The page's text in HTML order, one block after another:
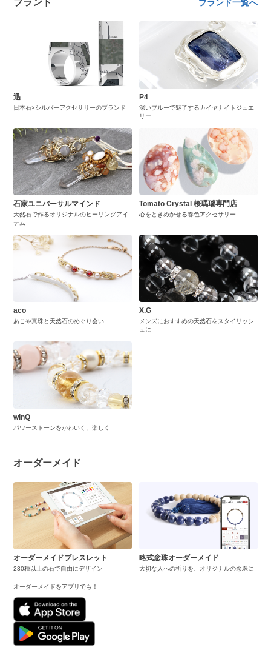
ブランド ブランド一覧へ
迅
日本石×シルバーアクセサリーのブランド
P4
深いブルーで魅了するカイヤナイトジュエ
リー
石家ユニバーサルマインド
天然石で作るオリジナルのヒーリングアイ
テム
Tomato Crystal 桜瑪瑙専門店
心をときめかせる春色アクセサリー
aco
あこや真珠と天然石のめぐり会い
X.G
メンズにおすすめの天然石をスタイリッシ
ュに
winQ
パワーストーンをかわいく、楽しく
オーダーメイド
オーダーメイドブレスレット
230種以上の石で自由にデザイン
オーダーメイドをアプリでも！
略式念珠オーダーメイド
大切な人への祈りを、オリジナルの念珠に